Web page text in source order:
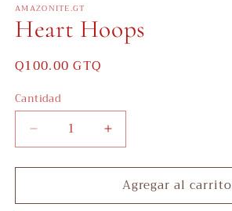
multimedia
1
en
modal
AMAZONITE.GT
Heart Hoops
Precio
Q100.00 GTQ
Cantidad
Reducir
cantidad
para
Hoops
Aumentar
cantidad
para
Heart
Hoops
Agregar al carrito